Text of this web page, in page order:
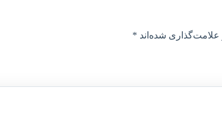
شده‌اند *